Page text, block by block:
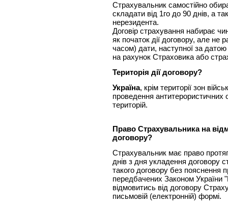
Страхувальник самостійно
складати від 1го до 90 днів, а
нерезидента.
Договір страхування набирає
як початок дії договору, але не
часом) дати, наступної за
на рахунок Страховика або
Територія дії договору?
Україна, крім території зон
проведення антитерористичних
територій.
Право Страхувальника на
договору?
Страхувальник має право
днів з дня укладення договору
такого договору без пояснення
передбачених Законом України
відмовитись від договору
письмовій (електронній) формі.